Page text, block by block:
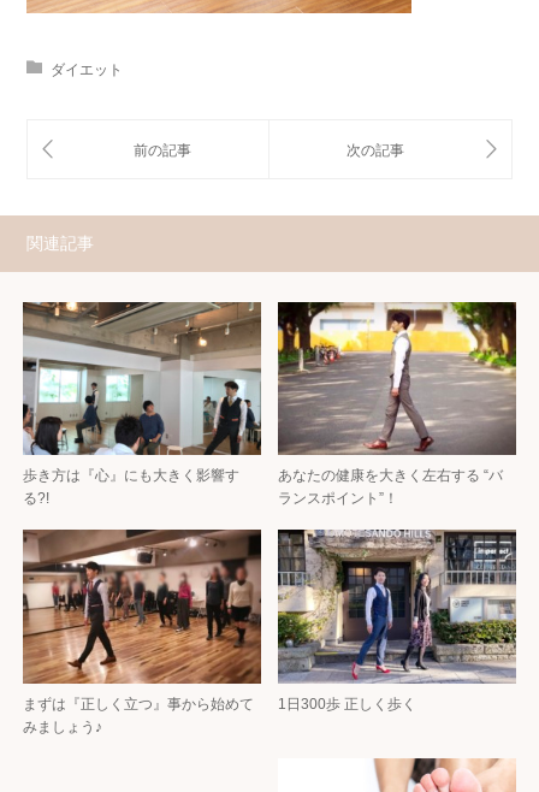
ダイエット
関連記事
歩き方は『心』にも大きく影響す
る?!
あなたの健康を大きく左右する “バ
ランスポイント”！
まずは『正しく立つ』事から始めて
みましょう♪
1日300歩 正しく歩く